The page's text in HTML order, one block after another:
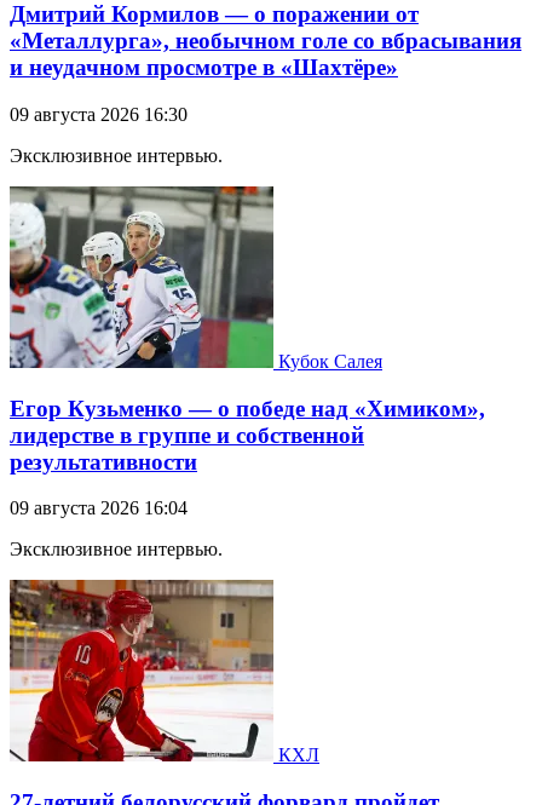
Дмитрий Кормилов — о поражении от
«Металлурга», необычном голе со вбрасывания
и неудачном просмотре в «Шахтёре»
09 августа 2026 16:30
Эксклюзивное интервью.
Кубок Салея
Егор Кузьменко — о победе над «Химиком»,
лидерстве в группе и собственной
результативности
09 августа 2026 16:04
Эксклюзивное интервью.
КХЛ